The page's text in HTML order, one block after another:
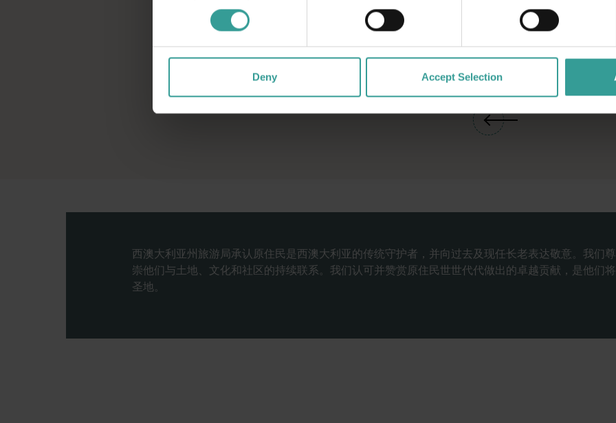
Deny Accept Selection
西澳大利亚州旅游局承认原住民是西澳大利亚的传统守护者，并向过去及现任长老表达敬意。我们
崇他们与土地、文化和社区的持续联系。我们认可并赞赏原住民世世代代做出的卓越贡献，是他们
圣地。